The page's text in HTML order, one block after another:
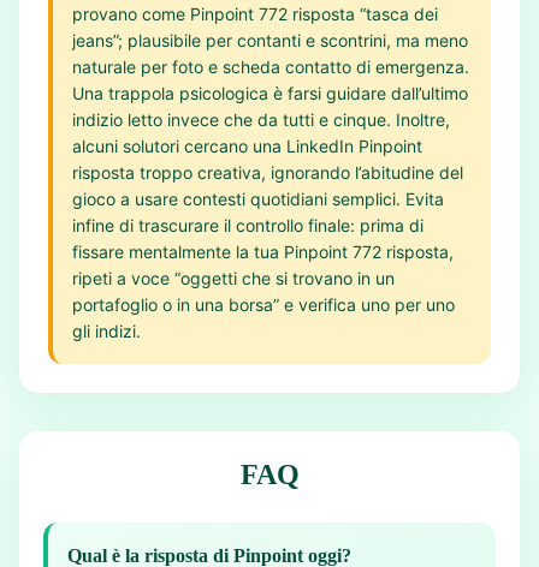
provano come Pinpoint 772 risposta “tasca dei
jeans”; plausibile per contanti e scontrini, ma meno
naturale per foto e scheda contatto di emergenza.
Una trappola psicologica è farsi guidare dall’ultimo
indizio letto invece che da tutti e cinque. Inoltre,
alcuni solutori cercano una LinkedIn Pinpoint
risposta troppo creativa, ignorando l’abitudine del
gioco a usare contesti quotidiani semplici. Evita
infine di trascurare il controllo finale: prima di
fissare mentalmente la tua Pinpoint 772 risposta,
ripeti a voce “oggetti che si trovano in un
portafoglio o in una borsa” e verifica uno per uno
gli indizi.
FAQ
Qual è la risposta di Pinpoint oggi?